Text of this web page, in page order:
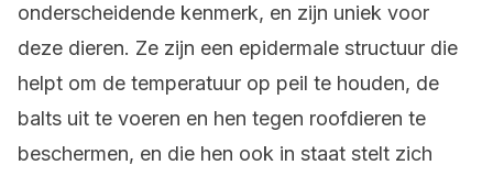
onderscheidende kenmerk, en zijn uniek voor
deze dieren. Ze zijn een epidermale structuur die
helpt om de temperatuur op peil te houden, de
balts uit te voeren en hen tegen roofdieren te
beschermen, en die hen ook in staat stelt zich